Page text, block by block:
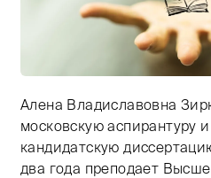
Тифлокомментарий:
Алена Владиславовна
московскую аспирантуру
кандидатскую
два года преподает